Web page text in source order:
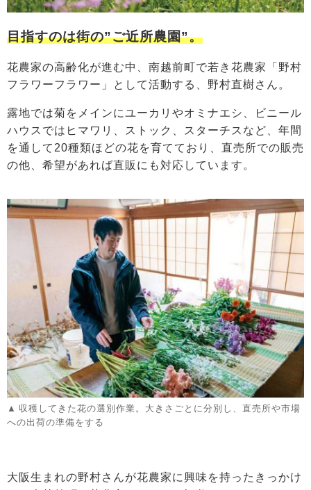
目指すのは街の”ご近所農園”。
花農家の高齢化が進む中、南越前町で若き花農家「野村
フラワーフラワー」として活動する、野村直樹さん。
露地では菊をメインにユーカリやオミナエシ、ビニール
ハウスではヒマワリ、ストック、スターチスなど、年間
を通して20種類ほどの花を育てており、直売所での販売
の他、希望があれば直販にも対応しています。
収穫してきた花の選別作業。大きさごとに分別し、直売所や市場
への出荷の準備をする
大阪生まれの野村さんが花農家に興味を持ったきっかけ